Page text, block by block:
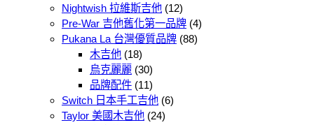
Nightwish 拉維斯吉他 (12)
Pre-War 吉他舊化第一品牌 (4)
Pukana La 台灣優質品牌 (88)
木吉他 (18)
烏克麗麗 (30)
品牌配件 (11)
Switch 日本手工吉他 (6)
Taylor 美國木吉他 (24)